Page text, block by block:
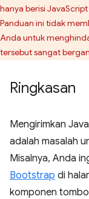
hanya berisi
Panduan ini tidak
Anda untuk
tersebut sangat
Ringkasan
Mengirimkan
adalah masalah
Misalnya, Anda
Bootstrap di
komponen